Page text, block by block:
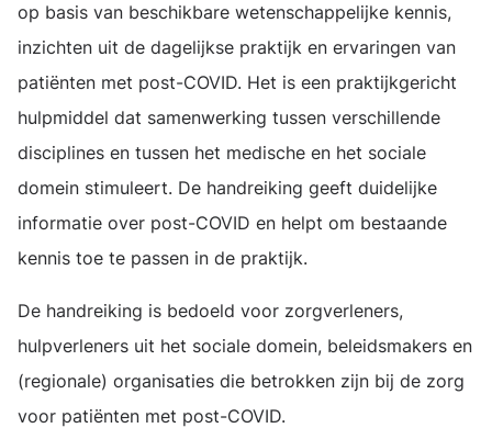
op basis van beschikbare wetenschappelijke kennis,
inzichten uit de dagelijkse praktijk en ervaringen van
patiënten met post-COVID. Het is een praktijkgericht
hulpmiddel dat samenwerking tussen verschillende
disciplines en tussen het medische en het sociale
domein stimuleert. De handreiking geeft duidelijke
informatie over post-COVID en helpt om bestaande
kennis toe te passen in de praktijk.
De handreiking is bedoeld voor zorgverleners,
hulpverleners uit het sociale domein, beleidsmakers en
(regionale) organisaties die betrokken zijn bij de zorg
voor patiënten met post-COVID.